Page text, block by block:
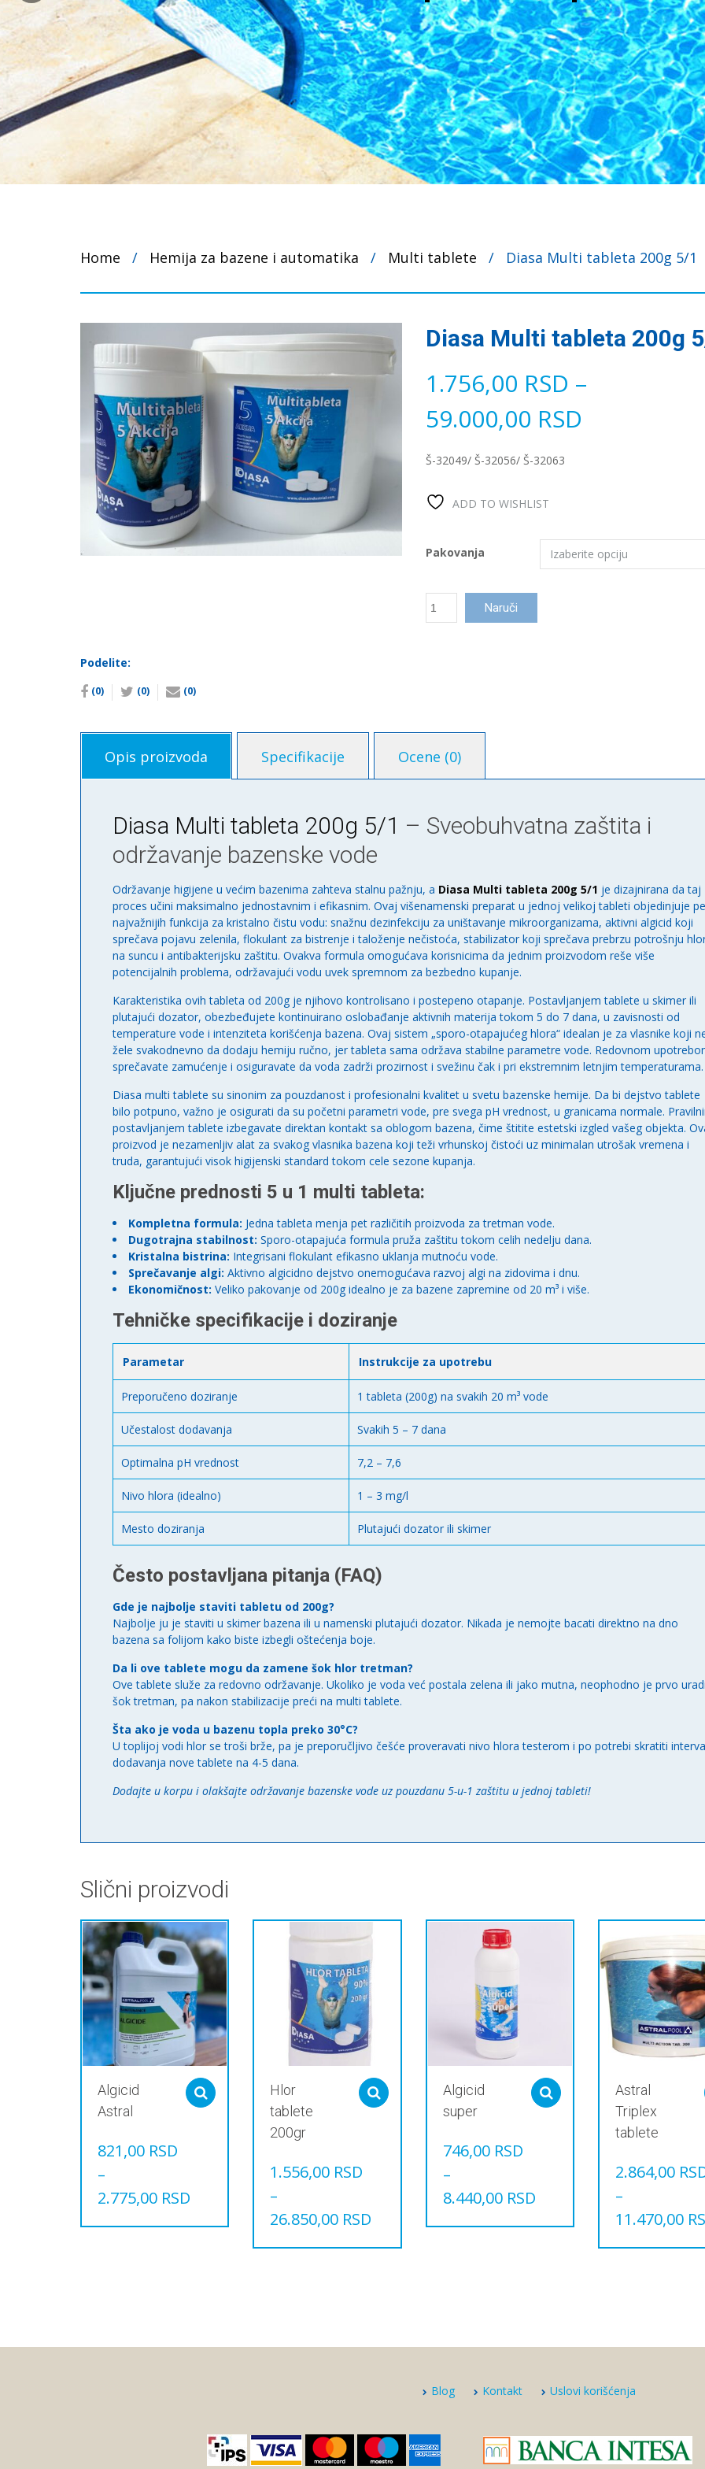
Home / Hemija za bazene i automatika / Multi tablete / Diasa Multi tableta 200g 5/1
Diasa Multi tableta 200g
1.756,00 RSD –
59.000,00 RSD
Š-32049/ Š-32056/ Š-32063
ADD TO WISHLIST
Pakovanja
Diasa
Multi
Naruči
Podelite:
(0) (0) (0)
Opis proizvoda Specifikacije Ocene (0)
Diasa Multi tableta 200g 5/1 – Sveobuhvatna zaštita i
održavanje bazenske vode
Održavanje higijene u većim bazenima zahteva stalnu pažnju, a Diasa Multi tableta 200g 5/1 je dizajnirana da taj
proces učini maksimalno jednostavnim i efikasnim. Ovaj višenamenski preparat u jednoj velikoj tableti objedinjuje
najvažnijih funkcija za kristalno čistu vodu: snažnu dezinfekciju za uništavanje mikroorganizama, aktivni algicid koji
sprečava pojavu zelenila, flokulant za bistrenje i taloženje nečistoća, stabilizator koji sprečava prebrzu potrošnju
na suncu i antibakterijsku zaštitu. Ovakva formula omogućava korisnicima da jednim proizvodom reše više
potencijalnih problema, održavajući vodu uvek spremnom za bezbedno kupanje.
Karakteristika ovih tableta od 200g je njihovo kontrolisano i postepeno otapanje. Postavljanjem tablete u skimer ili
plutajući dozator, obezbeđujete kontinuirano oslobađanje aktivnih materija tokom 5 do 7 dana, u zavisnosti od
temperature vode i intenziteta korišćenja bazena. Ovaj sistem „sporo-otapajućeg hlora“ idealan je za vlasnike koji
žele svakodnevno da dodaju hemiju ručno, jer tableta sama održava stabilne parametre vode. Redovnom
sprečavate zamućenje i osiguravate da voda zadrži prozirnost i svežinu čak i pri ekstremnim letnjim temperaturama.
Diasa multi tablete su sinonim za pouzdanost i profesionalni kvalitet u svetu bazenske hemije. Da bi dejstvo tablete
bilo potpuno, važno je osigurati da su početni parametri vode, pre svega pH vrednost, u granicama normale.
postavljanjem tablete izbegavate direktan kontakt sa oblogom bazena, čime štitite estetski izgled vašeg objekta.
proizvod je nezamenljiv alat za svakog vlasnika bazena koji teži vrhunskoj čistoći uz minimalan utrošak vremena i
truda, garantujući visok higijenski standard tokom cele sezone kupanja.
Ključne prednosti 5 u 1 multi tableta:
Kompletna formula: Jedna tableta menja pet različitih proizvoda za tretman vode.
Dugotrajna stabilnost: Sporo-otapajuća formula pruža zaštitu tokom celih nedelju dana.
Kristalna bistrina: Integrisani flokulant efikasno uklanja mutnoću vode.
Sprečavanje algi: Aktivno algicidno dejstvo onemogućava razvoj algi na zidovima i dnu.
Ekonomičnost: Veliko pakovanje od 200g idealno je za bazene zapremine od 20 m³ i više.
Tehničke specifikacije i doziranje
Parametar Instrukcije za upotrebu
Preporučeno doziranje 1 tableta (200g) na svakih 20 m³ vode
Učestalost dodavanja Svakih 5 – 7 dana
Optimalna pH vrednost 7,2 – 7,6
Nivo hlora (idealno) 1 – 3 mg/l
Mesto doziranja Plutajući dozator ili skimer
Često postavljana pitanja (FAQ)
Gde je najbolje staviti tabletu od 200g?
Najbolje ju je staviti u skimer bazena ili u namenski plutajući dozator. Nikada je nemojte bacati direktno na dno
bazena sa folijom kako biste izbegli oštećenja boje.
Da li ove tablete mogu da zamene šok hlor tretman?
Ove tablete služe za redovno održavanje. Ukoliko je voda već postala zelena ili jako mutna, neophodno je prvo
šok tretman, pa nakon stabilizacije preći na multi tablete.
Šta ako je voda u bazenu topla preko 30°C?
U toplijoj vodi hlor se troši brže, pa je preporučljivo češće proveravati nivo hlora testerom i po potrebi skratiti
dodavanja nove tablete na 4-5 dana.
Dodajte u korpu i olakšajte održavanje bazenske vode uz pouzdanu 5-u-1 zaštitu u jednoj tableti!
Slični proizvodi
Algicid
Astral
821,00 RSD
–
2.775,00 RSD
Select options
изабране
Hlor
tablete
200gr
1.556,00 RSD
–
26.850,00 RSD
Select options
Algicid
super
746,00 RSD
–
8.440,00 RSD
Select options
изабране
производа.
Astral
Triplex
tablete
2.864,00
–
11.470,00
на
Blog Kontakt Uslovi korišćenja